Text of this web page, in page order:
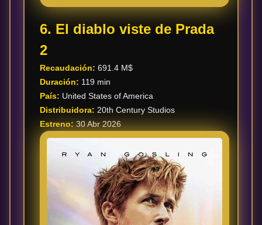
6. El diablo viste de Prada
2
Recaudación: 691.4 M$
Duración: 119 min
País: United States of America
Distribuidora: 20th Century Studios
Estreno:30 Abr 2026